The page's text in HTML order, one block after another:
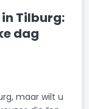
Tilburg:
dag
maar wilt u